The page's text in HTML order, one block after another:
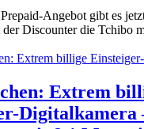
Angebot gibt es
der Discounter die Tchibo
Extrem
Digitalkamera